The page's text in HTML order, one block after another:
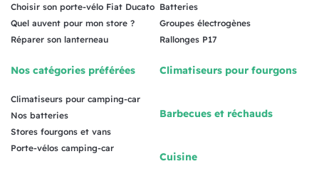
Choisir son porte-vélo Fiat Ducato
Quel auvent pour mon store ?
Réparer son lanterneau
Nos catégories préférées
Climatiseurs pour camping-car
Nos batteries
Stores fourgons et vans
Porte-vélos camping-car
Batteries
Groupes électrogènes
Rallonges P17
Climatiseurs pour fourgons
Barbecues et réchauds
Cuisine